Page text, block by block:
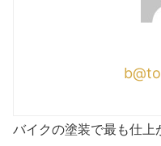
バイクの塗装で最も仕上